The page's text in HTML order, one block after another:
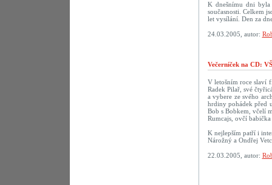
K dnešnímu dni byla
současnosti. Celkem
let vysílání. Den za
24.03.2005, autor:
Večerníček na CD:
V letošním roce slaví
Radek Pilař, své
a vybere ze svého
hrdiny pohádek před
Bob s Bobkem, včelí
Rumcajs, ovčí
K nejlepším patří i
Nárožný a Ondřej
22.03.2005, autor: